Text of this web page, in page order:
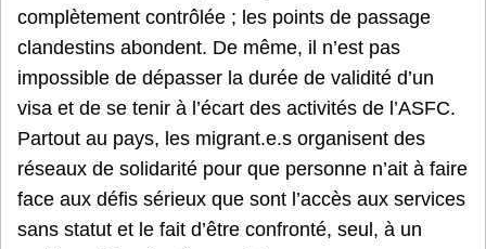
complètement contrôlée ; les points de passage
clandestins abondent. De même, il n’est pas
impossible de dépasser la durée de validité d’un
visa et de se tenir à l’écart des activités de l’ASFC.
Partout au pays, les migrant.e.s organisent des
réseaux de solidarité pour que personne n’ait à faire
face aux défis sérieux que sont l’accès aux services
sans statut et le fait d’être confronté, seul, à un